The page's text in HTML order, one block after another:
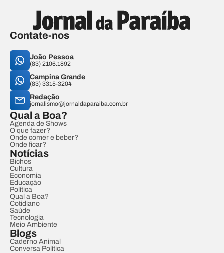
Contate-nos
João Pessoa
(83) 2106.1892
Campina Grande
(83) 3315-3204
Redação
jornalismo@jornaldaparaiba.com.br
Qual a Boa?
Agenda de Shows
O que fazer?
Onde comer e beber?
Onde ficar?
Notícias
Bichos
Cultura
Economia
Educação
Política
Qual a Boa?
Cotidiano
Saúde
Tecnologia
Meio Ambiente
Blogs
Caderno Animal
Conversa Política